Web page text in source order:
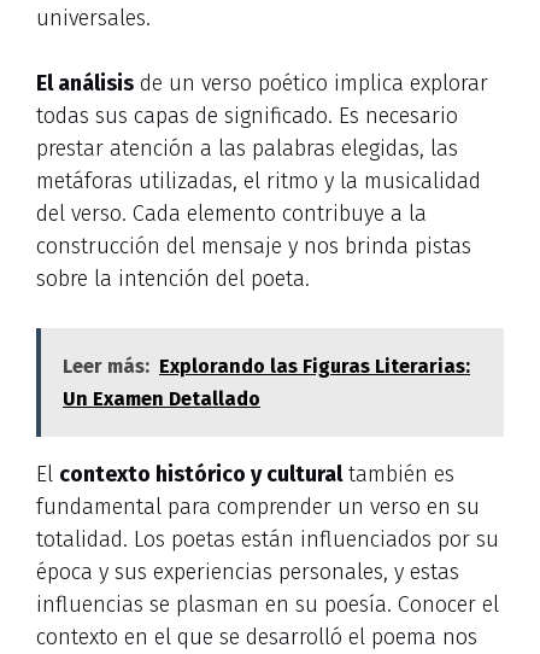
universales.
El análisis de un verso poético implica explorar
todas sus capas de significado. Es necesario
prestar atención a las palabras elegidas, las
metáforas utilizadas, el ritmo y la musicalidad
del verso. Cada elemento contribuye a la
construcción del mensaje y nos brinda pistas
sobre la intención del poeta.
Leer más: Explorando las Figuras Literarias:
Un Examen Detallado
El contexto histórico y culturaltambién es
fundamental para comprender un verso en su
totalidad. Los poetas están influenciados por su
época y sus experiencias personales, y estas
influencias se plasman en su poesía. Conocer el
contexto en el que se desarrolló el poema nos